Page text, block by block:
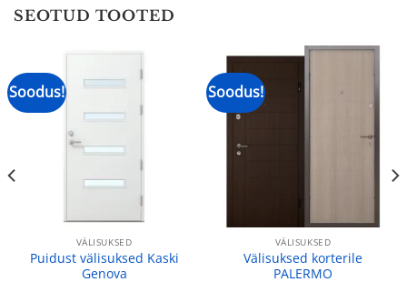
SEOTUD TOOTED
Soodus!
VÄLISUKSED
Puidust välisuksed Kaski
Genova
Soodus!
VÄLISUKSED
Välisuksed korterile
PALERMO